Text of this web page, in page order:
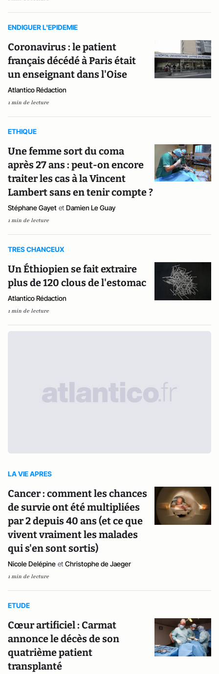
ENDIGUER L'EPIDEMIE
Coronavirus : le patient
français décédé à Paris était
un enseignant dans l'Oise
Atlantico Rédaction
1 min de lecture
ETHIQUE
Une femme sort du coma
après 27 ans : peut-on encore
traiter les cas à la Vincent
Lambert sans en tenir compte ?
Stéphane Gayet et Damien Le Guay
1 min de lecture
TRES CHANCEUX
Un Éthiopien se fait extraire
plus de 120 clous de l'estomac
Atlantico Rédaction
1 min de lecture
LA VIE APRES
Cancer : comment les chances
de survie ont été multipliées
par 2 depuis 40 ans (et ce que
vivent vraiment les malades
qui s'en sont sortis)
Nicole Delépine et Christophe de Jaeger
1 min de lecture
ETUDE
Cœur artificiel : Carmat
annonce le décès de son
quatrième patient
transplanté